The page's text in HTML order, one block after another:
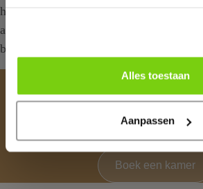
Alles toestaan
Aanpassen
heerlijke overnachting bij Hotel Old
achteraan! U kunt uw overnachting
boeken.
Blijf bij
Ontdek Volendam, direct aan het
comfortabele kamers voor een goede
Boek een kamer